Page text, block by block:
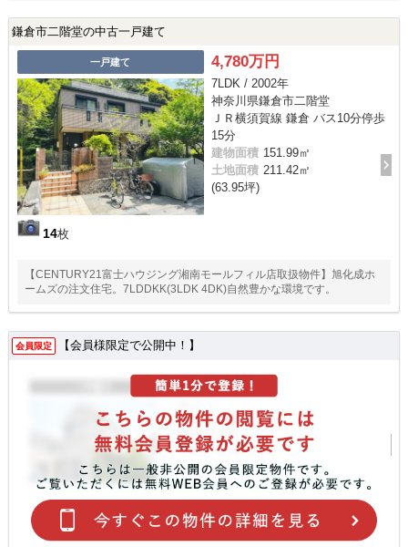
鎌倉市二階堂の中古一戸建て
一戸建て
14枚
4,780万円
7LDK / 2002年
神奈川県鎌倉市二階堂
ＪＲ横須賀線 鎌倉 バス10分停歩
15分
建物面積 151.99㎡
土地面積 211.42㎡
(63.95坪)
【CENTURY21富士ハウジング湘南モールフィル店取扱物件】旭化成ホ
ームズの注文住宅。7LDDKK(3LDK 4DK)自然豊かな環境です。
会員限定 【会員様限定で公開中！】